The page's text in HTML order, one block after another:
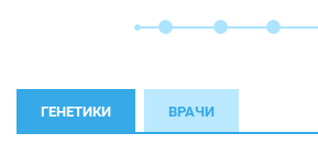
ГЕНЕТИКИ ВРАЧИ